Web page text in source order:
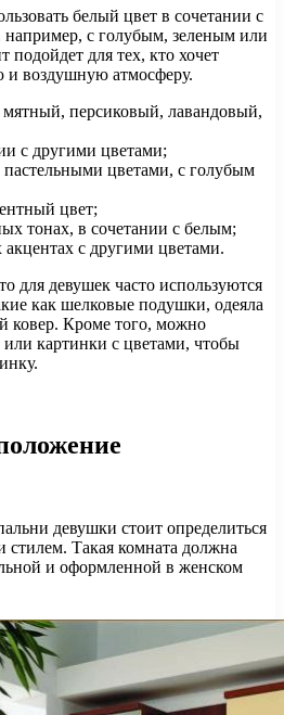
белый цвет в сочетании с
с голубым, зеленым или
для тех, кто хочет
и воздушную атмосферу.
персиковый, лавандовый,
с другими цветами;
цветами, с голубым
цвет;
тонах, в сочетании с белым;
с другими цветами.
для девушек часто используются
как шелковые подушки, одеяла
ковер. Кроме того, можно
или картинки с цветами, чтобы
девушки стоит определиться
стилем. Такая комната должна
и оформленной в женском